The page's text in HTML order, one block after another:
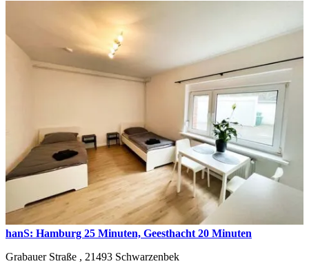
hanS: Hamburg 25 Minuten, Geesthacht 20 Minuten
Grabauer Straße , 21493 Schwarzenbek